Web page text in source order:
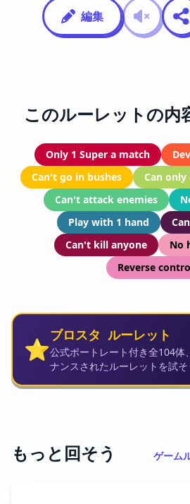
編集
このルーレットの内
Only 1 Super a match
Can't go in bushes
Can
Can't attack enemies
Play with 1 hand
Can't kill anyone
No
Reverse
⭐ブロスタ ルーレット
公式ポートレート付き全104体
ナンスされたルーレットを試そ
もっと回そう ゲーム